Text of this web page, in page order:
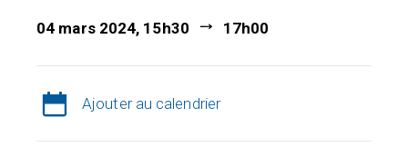
04 mars 2024, 15h30 17h00
Ajouter au calendrier